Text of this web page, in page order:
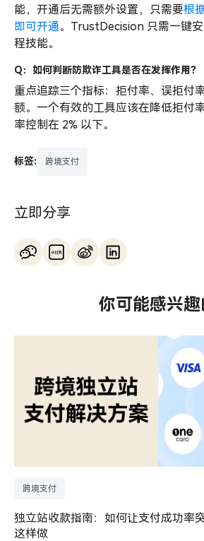
能，开通后无需额外设置，只需要根
即可开通。TrustDecision 只需一键
程技能。
Q：如何判断防欺诈工具是否在发挥作用？
重点追踪三个指标：拒付率、误拒付
额。一个有效的工具应该在降低拒付
率控制在 2% 以下。
标签: 跨境支付
立即分享
你可能感兴趣
跨境支付
独立站收款指南：如何让支付成功率
这样做